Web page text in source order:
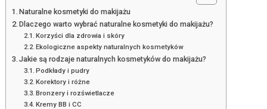
Naturalne kosmetyki do makijażu
Dlaczego warto wybrać naturalne kosmetyki do makijażu?
Korzyści dla zdrowia i skóry
Ekologiczne aspekty naturalnych kosmetyków
Jakie są rodzaje naturalnych kosmetyków do makijażu?
Podkłady i pudry
Korektory i różne
Bronzery i rozświetlacze
Kremy BB i CC